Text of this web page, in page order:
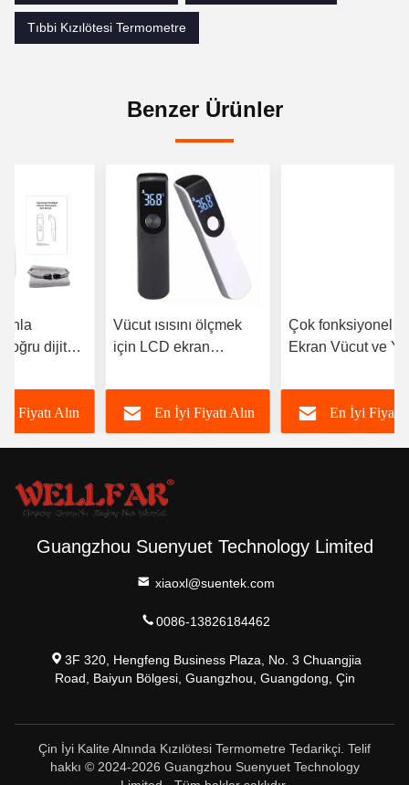
Tıbbi Kızılötesi Termometre
Benzer Ürünler
doğru dijital
Fiyatı Alın
Vücut ısısını ölçmek
için LCD ekran
termometresi
En İyi Fiyatı Alın
Çok fonksiyonel
Ekran Vücut ve
Kızılötesi
En İyi Fiyatı
Guangzhou Suenyuet Technology Limited
xiaoxl@suentek.com
0086-13826184462
3F 320, Hengfeng Business Plaza, No. 3 Chuangjia
Road, Baiyun Bölgesi, Guangzhou, Guangdong, Çin
Çin İyi Kalite Alnında Kızılötesi Termometre Tedarikçi. Telif
hakkı © 2024-2026 Guangzhou Suenyuet Technology